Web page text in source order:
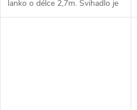
lanko o délce 2,7m. Švihadlo je
ideální pomůckou při